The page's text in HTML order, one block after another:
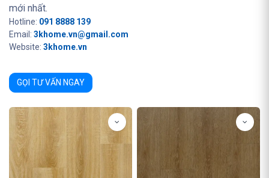
mới nhất.
Hotline: 091 8888 139
Email: 3khome.vn@gmail.com
Website: 3khome.vn
GỌI TƯ VẤN NGAY